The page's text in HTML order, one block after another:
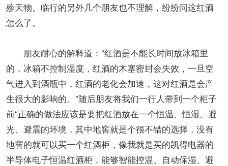
殄天物。临行的另外几个朋友也不理解，纷纷问这红酒
怎么了。
朋友耐心的解释道：“红酒是不能长时间放冰箱里
的，冰箱不控制湿度，红酒的木塞密封会失效，一旦空
气进入到酒瓶中，红酒的老化会加速，这对红酒是会产
生很大的影响的。”随后朋友将我们一行人带到一个柜子
前“正确的做法应该是要把红酒放在一个恒温、恒湿、避
光、避震的环境，其中地窖就是个很不错的选择，没有
地窖的就可以买一个红酒柜，像我就是买的凯得电器的
半导体电子恒温红酒柜，能够智能控温、自动保湿、避